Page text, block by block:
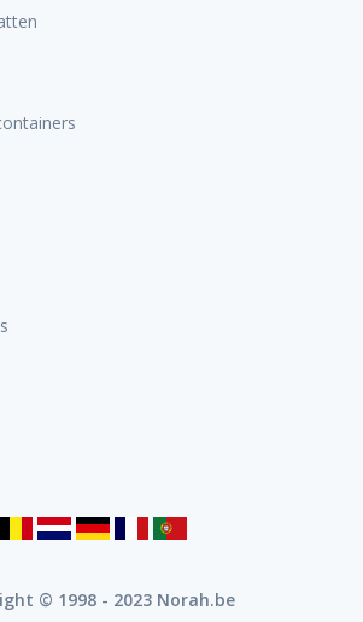
© 1998 - 2023 Norah.be